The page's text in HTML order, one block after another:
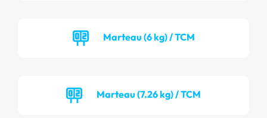
Marteau (6 kg) / TCM
Marteau (7.26 kg) / TCM